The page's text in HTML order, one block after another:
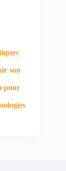
son
pour